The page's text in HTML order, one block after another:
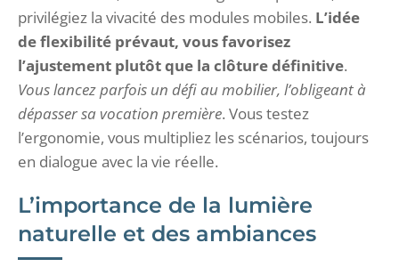
privilégiez la vivacité des modules mobiles. L’idée
de flexibilité prévaut, vous favorisez
l’ajustement plutôt que la clôture définitive.
Vous lancez parfois un défi au mobilier, l’obligeant à
dépasser sa vocation première. Vous testez
l’ergonomie, vous multipliez les scénarios, toujours
en dialogue avec la vie réelle.
L’importance de la lumière
naturelle et des ambiances